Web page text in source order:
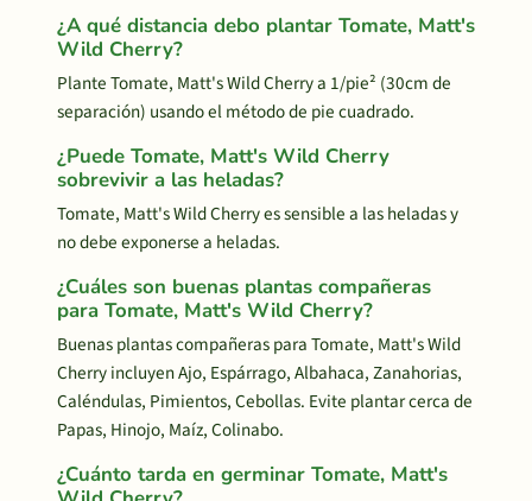
¿A qué distancia debo plantar Tomate, Matt's
Wild Cherry?
Plante Tomate, Matt's Wild Cherry a 1/pie² (30cm de
separación) usando el método de pie cuadrado.
¿Puede Tomate, Matt's Wild Cherry
sobrevivir a las heladas?
Tomate, Matt's Wild Cherry es sensible a las heladas y
no debe exponerse a heladas.
¿Cuáles son buenas plantas compañeras
para Tomate, Matt's Wild Cherry?
Buenas plantas compañeras para Tomate, Matt's Wild
Cherry incluyen Ajo, Espárrago, Albahaca, Zanahorias,
Caléndulas, Pimientos, Cebollas. Evite plantar cerca de
Papas, Hinojo, Maíz, Colinabo.
¿Cuánto tarda en germinar Tomate, Matt's